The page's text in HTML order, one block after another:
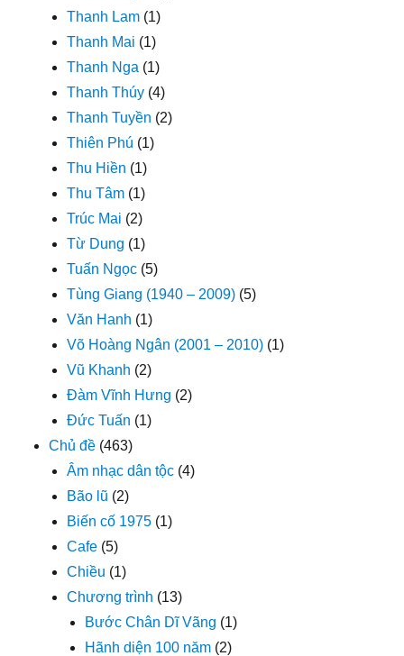
Thanh Lam (1)
Thanh Mai (1)
Thanh Nga (1)
Thanh Thúy (4)
Thanh Tuyền (2)
Thiên Phú (1)
Thu Hiền (1)
Thu Tâm (1)
Trúc Mai (2)
Từ Dung (1)
Tuấn Ngọc (5)
Tùng Giang (1940 – 2009) (5)
Văn Hanh (1)
Võ Hoàng Ngân (2001 – 2010) (1)
Vũ Khanh (2)
Đàm Vĩnh Hưng (2)
Đức Tuấn (1)
Chủ đề (463)
Âm nhạc dân tộc (4)
Bão lũ (2)
Biến cố 1975 (1)
Cafe (5)
Chiều (1)
Chương trình (13)
Bước Chân Dĩ Vãng (1)
Hãnh diện 100 năm (2)